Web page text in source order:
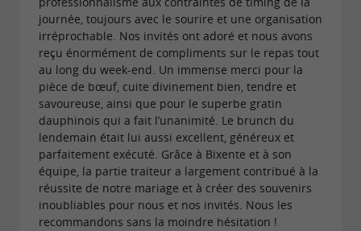
journée, toujours avec le sourire et une organisation
irréprochable. Nos invités ont adoré et nous avons
reçu énormément de compliments sur le repas tout
au long du week-end. Un immense merci pour la
pièce de bœuf, cuite divinement bien, tendre et
savoureuse, ainsi que pour le superbe gratin
dauphinois qui a fait l’unanimité. Le brunch du
lendemain était lui aussi excellent, généreux et
parfaitement exécuté. Grâce à Bixente et à son
équipe, la partie traiteur a largement contribué à la
réussite de notre mariage et à créer des souvenirs
inoubliables pour nous et nos invités. Nous les
recommandons sans la moindre hésitation !